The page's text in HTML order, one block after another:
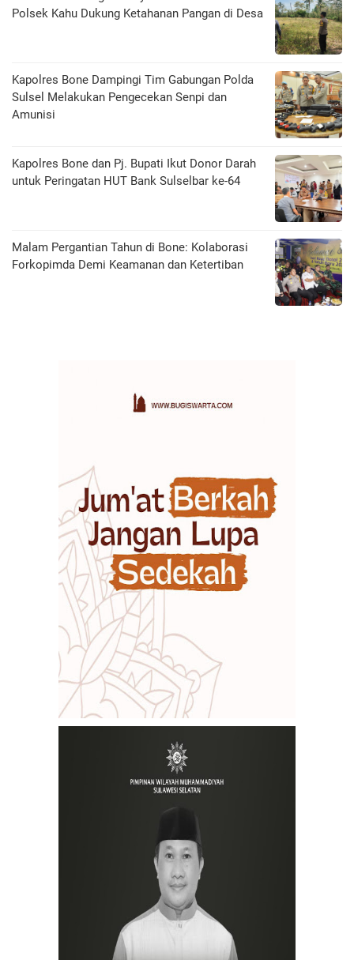
Polsek Kahu Dukung Ketahanan Pangan di Desa
Kapolres Bone Dampingi Tim Gabungan Polda
Sulsel Melakukan Pengecekan Senpi dan
Amunisi
Kapolres Bone dan Pj. Bupati Ikut Donor Darah
untuk Peringatan HUT Bank Sulselbar ke-64
Malam Pergantian Tahun di Bone: Kolaborasi
Forkopimda Demi Keamanan dan Ketertiban